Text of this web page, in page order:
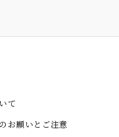
て
お願いとご注意